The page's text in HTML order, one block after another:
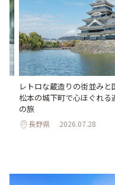
レトロな蔵造りの街並みと
松本の城下町で心ほぐれる
の旅
長野県 2026.07.28